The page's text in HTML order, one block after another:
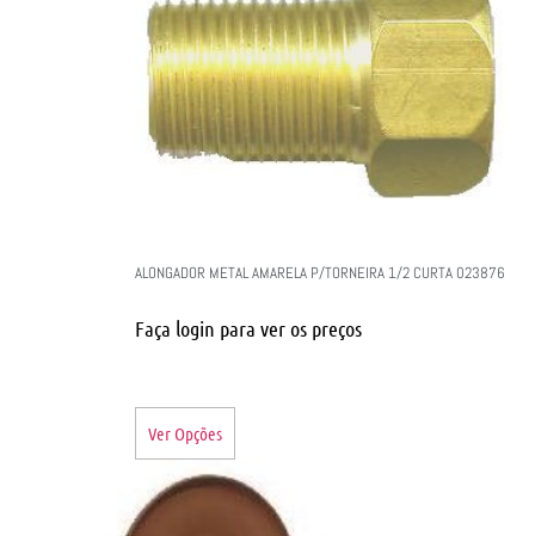
ALONGADOR METAL AMARELA P/TORNEIRA 1/2 CURTA 023876
Faça login para ver os preços
Ver Opções